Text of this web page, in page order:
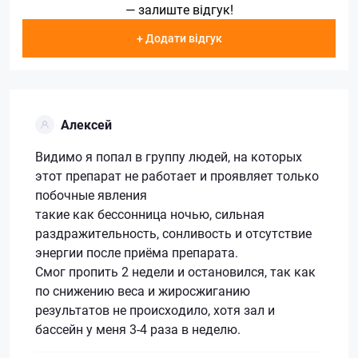
— залиште відгук!
+ Додати відгук
Алексей
Видимо я попал в группу людей, на которых
этот препарат не работает и проявляет только
побочные явления
такие как бессонница ночью, сильная
раздражительность, сонливость и отсутствие
энергии после приёма препарата.
Смог пропить 2 недели и остановился, так как
по снижению веса и жиросжиганию
результатов не происходило, хотя зал и
бассейн у меня 3-4 раза в неделю.